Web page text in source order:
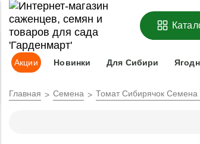
ОФОРМИТЬ
Адрес доставки:Москва Доставка и оплата
Акции Новинки Для Сибири
Главная Семена Томат Сибирячок Семена